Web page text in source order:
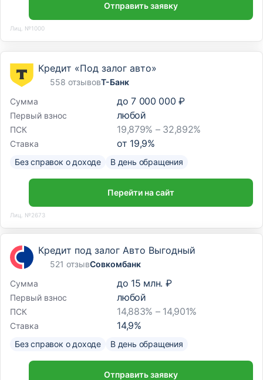
Отправить заявку
Лиц. №1000
Кредит «Под залог авто»
558 отзывовТ-Банк
Сумма
до 7 000 000 ₽
Первый взнос любой
ПСК 19,879% – 32,892%
Ставка от 19,9%
Без справок о доходе В день обращения
Перейти на сайт
Лиц. №2673
Кредит под залог Авто Выгодный
521 отзывСовкомбанк
Сумма
до 15 млн. ₽
Первый взнос любой
ПСК 14,883% – 14,901%
Ставка 14,9%
Без справок о доходе В день обращения
Отправить заявку